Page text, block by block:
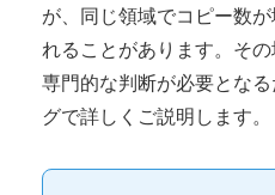
が、同じ領域でコピー数
れることがあります。そ
専門的な判断が必要とな
グで詳しくご説明します。